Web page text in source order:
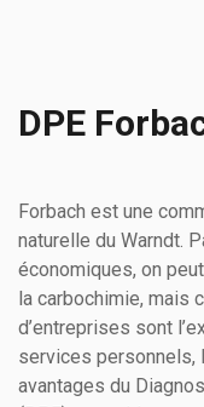
DPE
Forbach est une
naturelle du Warndt.
économiques, on
la carbochimie, mais
d’entreprises sont
services personnels,
avantages du